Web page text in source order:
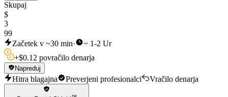
Skupaj
$
3
99
Začetek v ~30 min·
~ 1-2 Ur
+$0.12 povračilo denarja
Napreduj
Hitra blagajna Preverjeni profesionalci Vračilo denarja